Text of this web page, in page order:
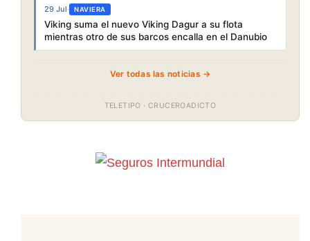
29 Jul· NAVIERA
Viking suma el nuevo Viking Dagur a su flota
mientras otro de sus barcos encalla en el Danubio
Ver todas las noticias →
TELETIPO · CRUCEROADICTO